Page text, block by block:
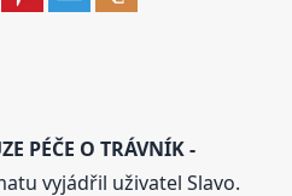
PÉČE O TRÁVNÍK -
vyjádřil uživatel Slavo.